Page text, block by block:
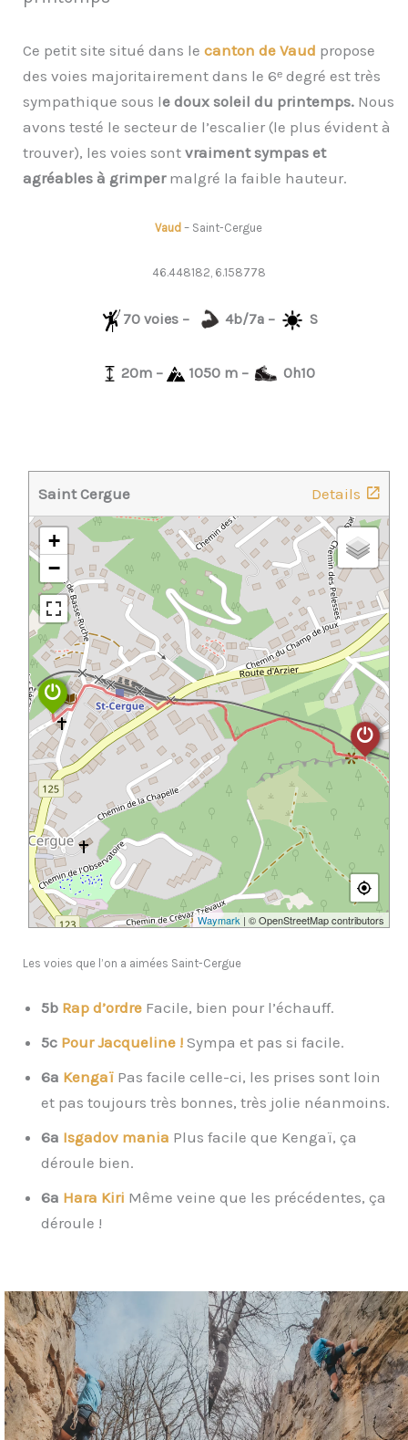
Ce petit site situé dans le canton de Vaud propose
des voies majoritairement dans le 6ᵉ degré est très
sympathique sous le doux soleil du printemps. Nous
avons testé le secteur de l’escalier (le plus évident à
trouver), les voies sont vraiment sympas et
agréables à grimpermalgré la faible hauteur.
Vaud – Saint-Cergue
46.448182, 6.158778
70 voies – 4b/7a – S
20m – 1050 m – 0h10
Details
Saint Cergue
+
−
Waymark | © OpenStreetMap contributors
Les voies que l’on a aimées Saint-Cergue
5b Rap d’ordre Facile, bien pour l’échauff.
5c Pour Jacqueline ! Sympa et pas si facile.
6a Kengaï Pas facile celle-ci, les prises sont loin
et pas toujours très bonnes, très jolie néanmoins.
6a Isgadov mania Plus facile que Kengaï, ça
déroule bien.
6a Hara Kiri Même veine que les précédentes, ça
déroule !